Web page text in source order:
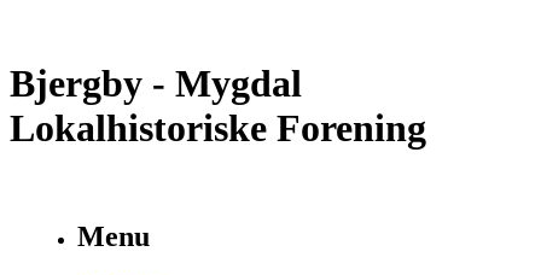
Bjergby - Mygdal
Lokalhistoriske Forening
Menu